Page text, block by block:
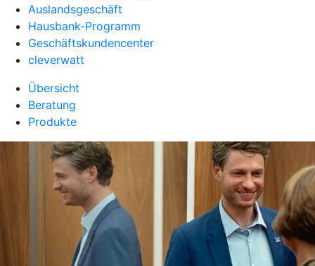
Auslandsgeschäft
Hausbank-Programm
Geschäftskundencenter
cleverwatt
Übersicht
Beratung
Produkte